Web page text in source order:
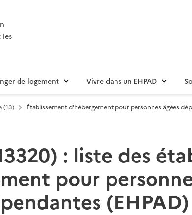
les
de logement Vivre dans un EHPAD
(13) Établissement d'hébergement pour personnes âgées
: liste des
pour
(EHPAD)